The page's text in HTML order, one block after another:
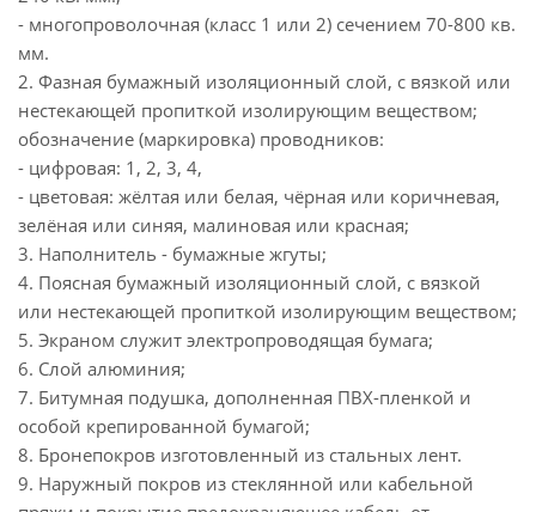
- многопроволочная (класс 1 или 2) сечением 70-800 кв.
мм.
2. Фазная бумажный изоляционный слой, с вязкой или
нестекающей пропиткой изолирующим веществом;
обозначение (маркировка) проводников:
- цифровая: 1, 2, 3, 4,
- цветовая: жёлтая или белая, чёрная или коричневая,
зелёная или синяя, малиновая или красная;
3. Наполнитель - бумажные жгуты;
4. Поясная бумажный изоляционный слой, с вязкой
или нестекающей пропиткой изолирующим веществом;
5. Экраном служит электропроводящая бумага;
6. Слой алюминия;
7. Битумная подушка, дополненная ПВХ-пленкой и
особой крепированной бумагой;
8. Бронепокров изготовленный из стальных лент.
9. Наружный покров из стеклянной или кабельной